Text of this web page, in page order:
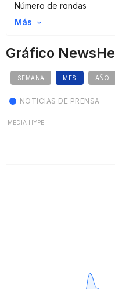
Número de rondas
Más
Gráfico
SEMANA MES AÑO
NOTICIAS DE PRENSA